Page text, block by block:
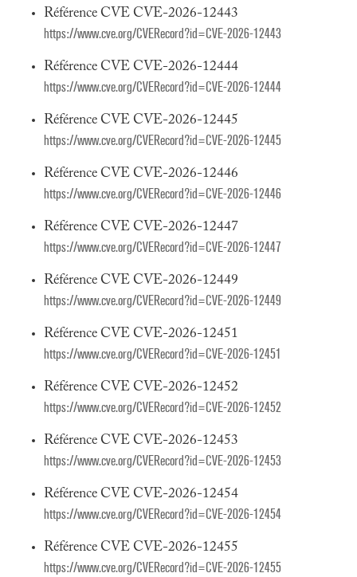
Référence CVE CVE-2026-12443
https://www.cve.org/CVERecord?id=CVE-2026-12443
Référence CVE CVE-2026-12444
https://www.cve.org/CVERecord?id=CVE-2026-12444
Référence CVE CVE-2026-12445
https://www.cve.org/CVERecord?id=CVE-2026-12445
Référence CVE CVE-2026-12446
https://www.cve.org/CVERecord?id=CVE-2026-12446
Référence CVE CVE-2026-12447
https://www.cve.org/CVERecord?id=CVE-2026-12447
Référence CVE CVE-2026-12449
https://www.cve.org/CVERecord?id=CVE-2026-12449
Référence CVE CVE-2026-12451
https://www.cve.org/CVERecord?id=CVE-2026-12451
Référence CVE CVE-2026-12452
https://www.cve.org/CVERecord?id=CVE-2026-12452
Référence CVE CVE-2026-12453
https://www.cve.org/CVERecord?id=CVE-2026-12453
Référence CVE CVE-2026-12454
https://www.cve.org/CVERecord?id=CVE-2026-12454
Référence CVE CVE-2026-12455
https://www.cve.org/CVERecord?id=CVE-2026-12455